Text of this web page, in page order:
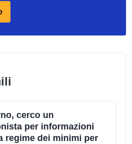
cerco un
per informazioni
regime dei minimi per